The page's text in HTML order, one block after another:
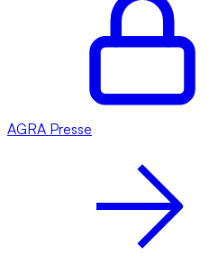
AGRA Presse